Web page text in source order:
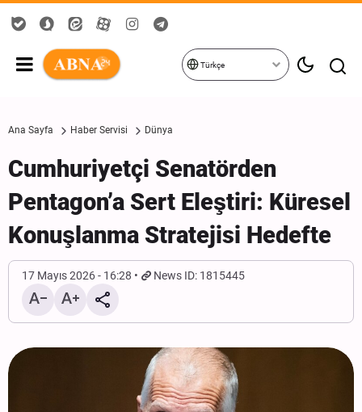
Türkçe
Ana Sayfa Haber Servisi Dünya
Cumhuriyetçi Senatörden
Pentagon’a Sert Eleştiri: Küresel
Konuşlanma Stratejisi Hedefte
17 Mayıs 2026 - 16:28 News ID: 1815445